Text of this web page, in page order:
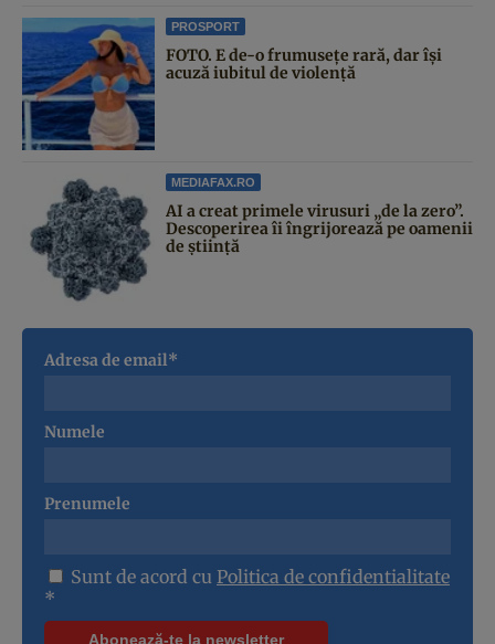
PROSPORT
FOTO. E de-o frumusețe rară, dar își
acuză iubitul de violență
MEDIAFAX.RO
AI a creat primele virusuri „de la zero”.
Descoperirea îi îngrijorează pe oamenii
de știință
Adresa de email*
Numele
Prenumele
Sunt de acord cu Politica de confidentialitate
*